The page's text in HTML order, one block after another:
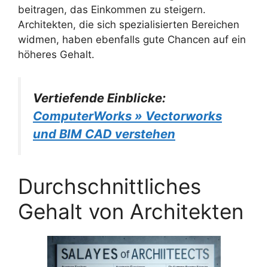
beitragen, das Einkommen zu steigern.
Architekten, die sich spezialisierten Bereichen
widmen, haben ebenfalls gute Chancen auf ein
höheres Gehalt.
Vertiefende Einblicke:
ComputerWorks » Vectorworks
und BIM CAD verstehen
Durchschnittliches
Gehalt von Architekten